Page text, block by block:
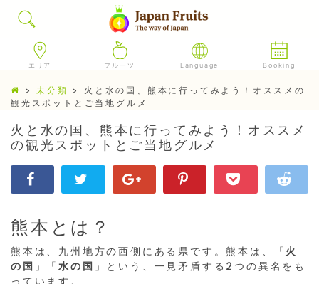
エリア フルーツ Language Booking
>未分類 > 火と水の国、熊本に行ってみよう！オススメの
観光スポットとご当地グルメ
火と水の国、熊本に行ってみよう！オススメ
の観光スポットとご当地グルメ
熊本とは？
熊本は、九州地方の西側にある県です。熊本は、「 火
の国
」「水の国
」という、一見矛盾する2つの異名をも